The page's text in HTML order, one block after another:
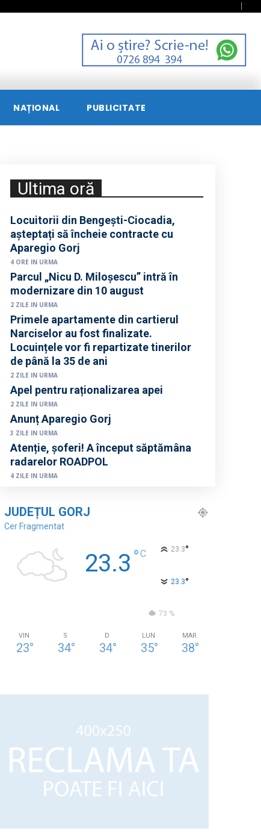
NAȚIONAL PUBLICITATE
Ultima oră
Locuitorii din Bengești-Ciocadia,
așteptați să încheie contracte cu
Aparegio Gorj
4 ORE IN URMA
Parcul „Nicu D. Miloșescu” intră în
modernizare din 10 august
2 ZILE IN URMA
Primele apartamente din cartierul
Narciselor au fost finalizate.
Locuințele vor fi repartizate tinerilor
de până la 35 de ani
2 ZILE IN URMA
Apel pentru raționalizarea apei
2 ZILE IN URMA
Anunț Aparegio Gorj
3 ZILE IN URMA
Atenție, șoferi! A început săptămâna
radarelor ROADPOL
4 ZILE IN URMA
JUDEȚUL GORJ
Cer Fragmentat
23.3 °C 23.3°
23.3°
73 %
VIN
23°
S
34°
D
34°
LUN
35°
MAR
38°